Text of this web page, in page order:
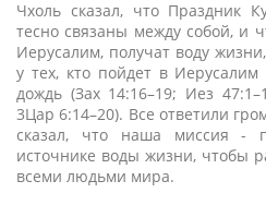
Чхоль сказал, что Праздник
тесно связаны между собой, и
Иерусалим, получат воду
у тех, кто пойдет в
дождь (Зах 14:16–19; Иез
3Цар 6:14–20). Все ответили
сказал, что наша миссия -
источнике воды жизни, чтобы
всеми людьми мира.